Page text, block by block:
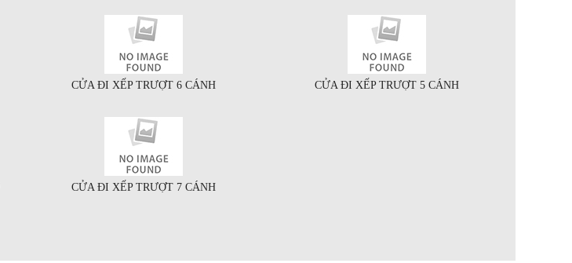
CỬA ĐI XẾP TRƯỢT 6 CÁNH CỬA ĐI XẾP TRƯỢT 5 CÁNH
CỬA ĐI XẾP TRƯỢT 7 CÁNH